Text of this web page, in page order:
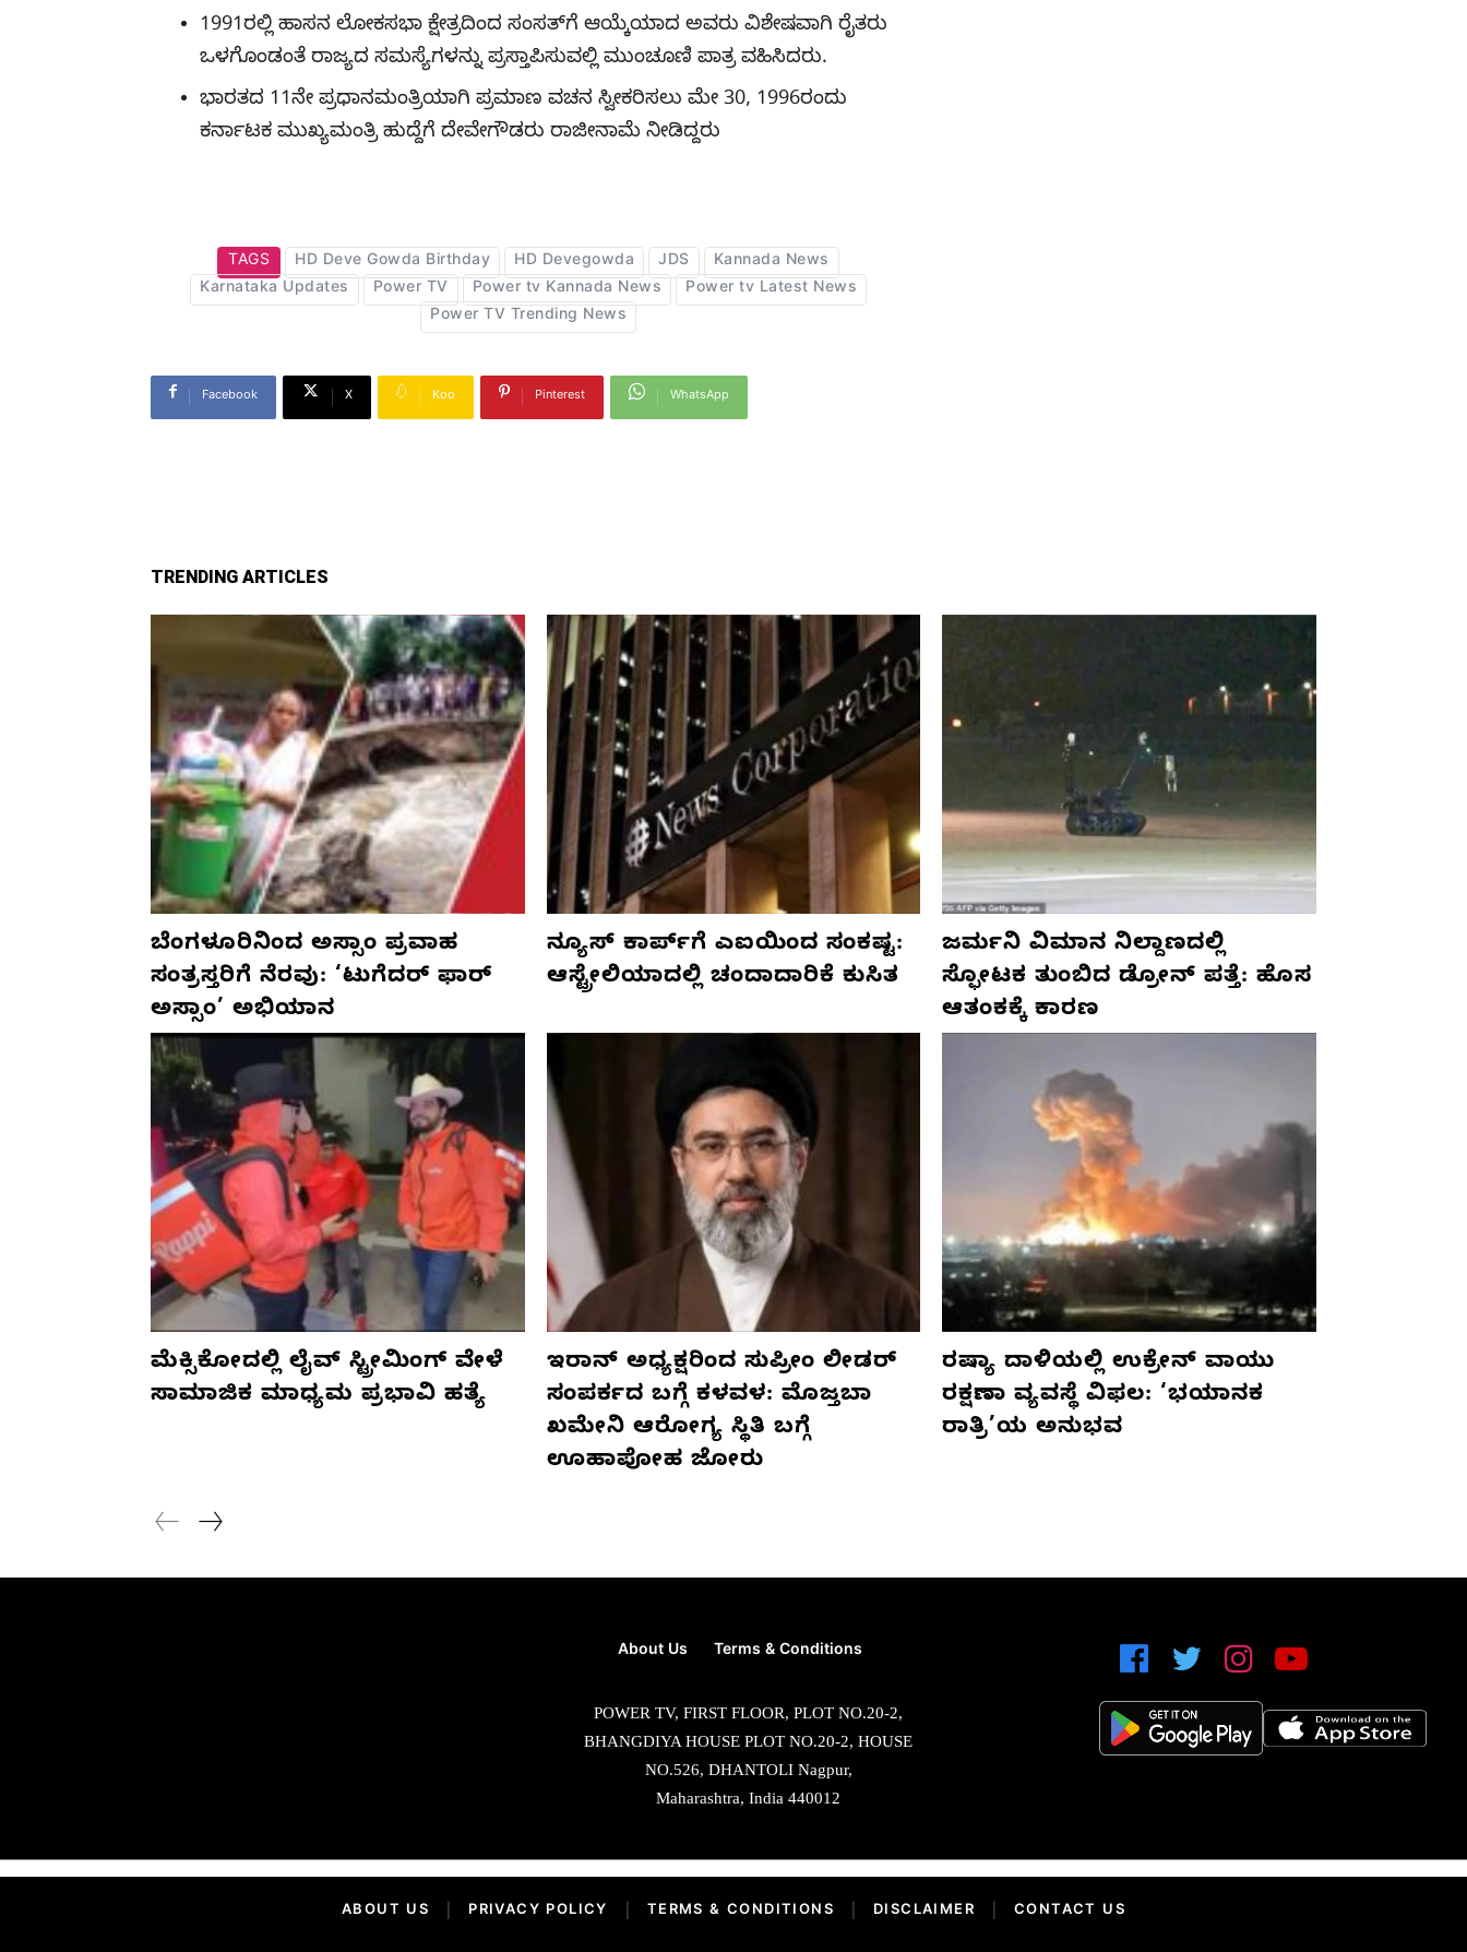
1991ರಲ್ಲಿ ಹಾಸನ ಲೋಕಸಭಾ ಕ್ಷೇತ್ರದಿಂದ ಸಂಸತ್​ಗೆ ಆಯ್ಕೆಯಾದ ಅವರು ವಿಶೇಷವಾಗಿ ರೈತರು
ಒಳಗೊಂಡಂತೆ ರಾಜ್ಯದ ಸಮಸ್ಯೆಗಳನ್ನು ಪ್ರಸ್ತಾಪಿಸುವಲ್ಲಿ ಮುಂಚೂಣಿ ಪಾತ್ರ ವಹಿಸಿದರು.
ಭಾರತದ 11ನೇ ಪ್ರಧಾನಮಂತ್ರಿಯಾಗಿ ಪ್ರಮಾಣ ವಚನ ಸ್ವೀಕರಿಸಲು ಮೇ 30, 1996ರಂದು
ಕರ್ನಾಟಕ ಮುಖ್ಯಮಂತ್ರಿ ಹುದ್ದೆಗೆ ದೇವೇಗೌಡರು ರಾಜೀನಾಮೆ ನೀಡಿದ್ದರು
TAGS HD Deve Gowda Birthday HD Devegowda JDS
Kannada News
Karnataka Updates
Power TV Power tv Kannada News
Power tv Latest News
Power TV Trending News
Facebook X Koo Pinterest WhatsApp
TRENDING ARTICLES
ಬೆಂಗಳೂರಿನಿಂದ ಅಸ್ಸಾಂ ಪ್ರವಾಹ
ಸಂತ್ರಸ್ತರಿಗೆ ನೆರವು: ‘ಟುಗೆದರ್ ಫಾರ್
ಅಸ್ಸಾಂ’ ಅಭಿಯಾನ
ನ್ಯೂಸ್ ಕಾರ್ಪ್‌ಗೆ ಎಐಯಿಂದ ಸಂಕಷ್ಟ:
ಆಸ್ಟ್ರೇಲಿಯಾದಲ್ಲಿ ಚಂದಾದಾರಿಕೆ ಕುಸಿತ
ಜರ್ಮನಿ ವಿಮಾನ ನಿಲ್ದಾಣದಲ್ಲಿ
ಸ್ಫೋಟಕ ತುಂಬಿದ ಡ್ರೋನ್ ಪತ್ತೆ: ಹೊಸ
ಆತಂಕಕ್ಕೆ ಕಾರಣ
ಮೆಕ್ಸಿಕೋದಲ್ಲಿ ಲೈವ್ ಸ್ಟ್ರೀಮಿಂಗ್ ವೇಳೆ
ಸಾಮಾಜಿಕ ಮಾಧ್ಯಮ ಪ್ರಭಾವಿ ಹತ್ಯೆ
ಇರಾನ್ ಅಧ್ಯಕ್ಷರಿಂದ ಸುಪ್ರೀಂ ಲೀಡರ್
ಸಂಪರ್ಕದ ಬಗ್ಗೆ ಕಳವಳ: ಮೊಜ್ತಬಾ
ಖಮೇನಿ ಆರೋಗ್ಯ ಸ್ಥಿತಿ ಬಗ್ಗೆ
ಊಹಾಪೋಹ ಜೋರು
ರಷ್ಯಾ ದಾಳಿಯಲ್ಲಿ ಉಕ್ರೇನ್ ವಾಯು
ರಕ್ಷಣಾ ವ್ಯವಸ್ಥೆ ವಿಫಲ: ‘ಭಯಾನಕ
ರಾತ್ರಿ’ಯ ಅನುಭವ
About Us Terms & Conditions
POWER TV, FIRST FLOOR, PLOT NO.20-2,
BHANGDIYA HOUSE PLOT NO.20-2, HOUSE
NO.526, DHANTOLI Nagpur,
Maharashtra, India 440012
ABOUT US PRIVACY POLICY TERMS & CONDITIONS DISCLAIMER CONTACT US